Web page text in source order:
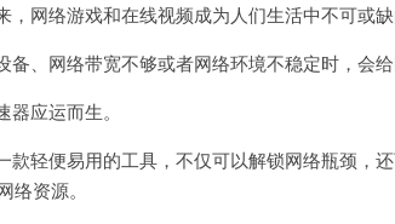
网络游戏和在线视频成为人们生活中不可或缺
、网络带宽不够或者网络环境不稳定时，会给
应运而生。
轻便易用的工具，不仅可以解锁网络瓶颈，
络资源。